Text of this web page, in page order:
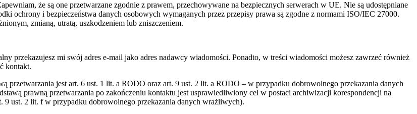
że są one przetwarzane zgodnie z prawem, przechowywane na bezpiecznych serwerach w UE. Nie są udostępniane
ochrony i bezpieczeństwa danych osobowych wymaganych przez przepisy prawa są zgodne z normami ISO/IEC 27000.
zmianą, utratą, uszkodzeniem lub zniszczeniem.
przekazujesz mi swój adres e-mail jako adres nadawcy wiadomości. Ponadto, w treści wiadomości możesz zawrzeć również
kontakt.
przetwarzania jest art. 6 ust. 1 lit. a RODO oraz art. 9 ust. 2 lit. a RODO – w przypadku dobrowolnego przekazania danych
prawną przetwarzania po zakończeniu kontaktu jest usprawiedliwiony cel w postaci archiwizacji korespondencji na
ust. 2 lit. f w przypadku dobrowolnego przekazania danych wrażliwych).